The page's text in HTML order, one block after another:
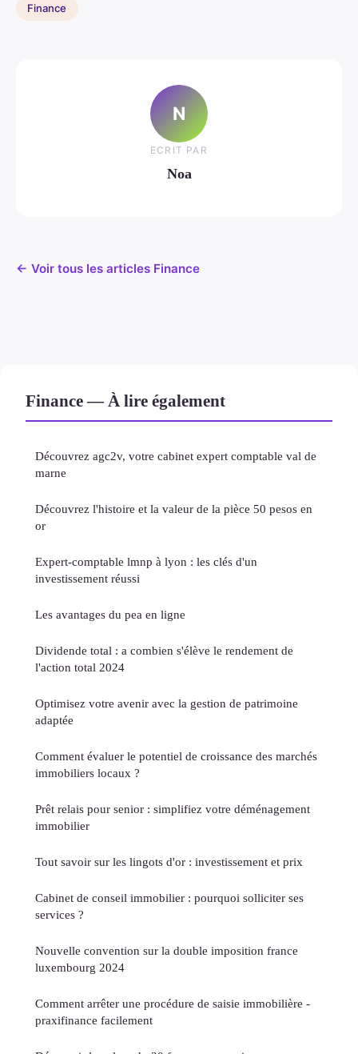
Finance
N
ECRIT PAR
Noa
← Voir tous les articles Finance
Finance — À lire également
Découvrez agc2v, votre cabinet expert comptable val de
marne
Découvrez l'histoire et la valeur de la pièce 50 pesos en
or
Expert-comptable lmnp à lyon : les clés d'un
investissement réussi
Les avantages du pea en ligne
Dividende total : a combien s'élève le rendement de
l'action total 2024
Optimisez votre avenir avec la gestion de patrimoine
adaptée
Comment évaluer le potentiel de croissance des marchés
immobiliers locaux ?
Prêt relais pour senior : simplifiez votre déménagement
immobilier
Tout savoir sur les lingots d'or : investissement et prix
Cabinet de conseil immobilier : pourquoi solliciter ses
services ?
Nouvelle convention sur la double imposition france
luxembourg 2024
Comment arrêter une procédure de saisie immobilière -
praxifinance facilement